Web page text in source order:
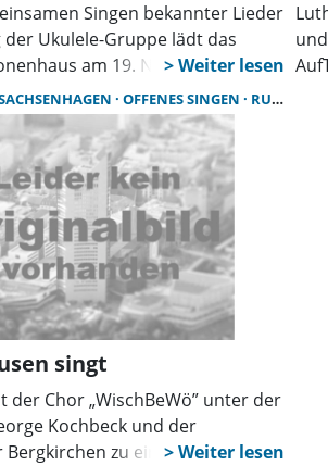
Singen bekannter Lieder
Ukulele-Gruppe lädt das
am 19. November von
ein. Vorkenntnisse sind
Jahreszeitlich passende Texte
Nachmittag. Der nächste Termin
findet zur gleichen Zeit im
statt.
OFFENES SINGEN RUDELSINGEN
singt
der Chor „WischBeWö” unter der
Kochbeck und der
Bergkirchen zu einem offenen